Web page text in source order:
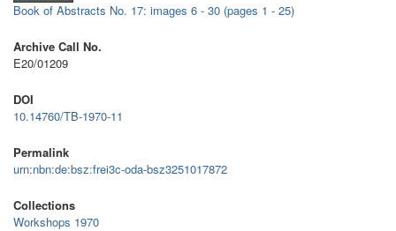
Book of Abstracts No. 17: images 6 - 30 (pages 1 - 25)
Archive Call No.
E20/01209
DOI
10.14760/TB-1970-11
Permalink
urn:nbn:de:bsz:frei3c-oda-bsz3251017872
Collections
Workshops 1970